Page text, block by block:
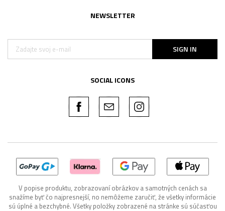
NEWSLETTER
SIGN IN
SOCIAL ICONS
V popise produktu, zobrazovaní obrázkov a samotných cenách sa
snažíme byť čo najpresnejší, no nemôžeme zaručiť, že všetky informácie
sú úplné a bezchybné. Všetky položky zobrazené na stránke sú súčasťou